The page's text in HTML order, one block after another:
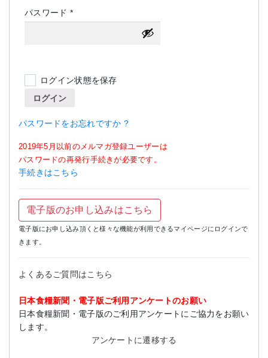
パスワード *必
須
ログイン状態を保存
ログイン
パスワードをお忘れですか ?
2019年5月以前のメルマガ登録ユーザーは
パスワードの再発行手続きが必要です。
手続きはこちら
電子版のお申し込みはこちら
電子版にお申し込み頂くと様々な機能が利用できるマイページにログインで
きます。
よくあるご質問はこちら
日本食糧新聞・電子版ご利用アンケートのお願い
日本食糧新聞・電子版のご利用アンケートにご協力をお願い
します。
アンケートに遷移する